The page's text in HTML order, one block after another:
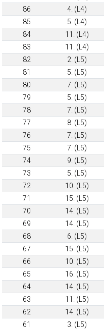
86
4. (L4)
85
5. (L4)
84
11. (L4)
83
11. (L4)
82
2. (L5)
81
5. (L5)
80
7. (L5)
79
5. (L5)
78
7. (L5)
77
8. (L5)
76
7. (L5)
75
7. (L5)
74
9. (L5)
73
5. (L5)
72
10. (L5)
71
15. (L5)
70
14. (L5)
69
14. (L5)
68
6. (L5)
67
15. (L5)
66
10. (L5)
65
16. (L5)
64
14. (L5)
63
11. (L5)
62
14. (L5)
61
3. (L5)